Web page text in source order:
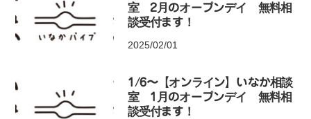
室 2月のオープンデイ 無料相
談受付ます！
2025/02/01
1/6〜【オンライン】いなか相談
室 1月のオープンデイ 無料相
談受付ます！